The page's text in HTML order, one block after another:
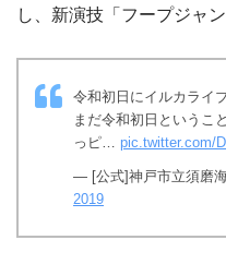
し、新演技「フープジャ
令和初日にイルカライ
まだ令和初日というこ
っピ… pic.twitter.com/
— [公式]神戸市立須磨
2019